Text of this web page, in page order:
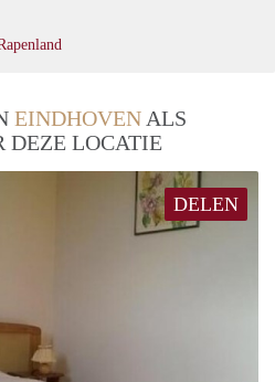
EINDHOVEN ALS
DEZE LOCATIE
DELEN